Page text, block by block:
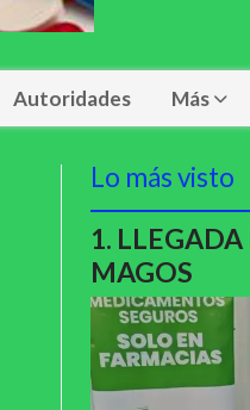
Autoridades Más
Lo más visto
LLEGADA
MAGOS